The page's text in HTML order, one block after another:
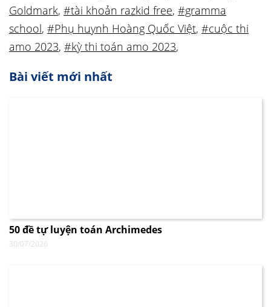
Goldmark, #tài khoản razkid free, #gramma
school, #Phụ huynh Hoàng Quốc Việt, #cuộc thi
amo 2023, #kỳ thi toán amo 2023,
Bài viết mới nhất
50 đề tự luyện toán Archimedes
30/07/2026